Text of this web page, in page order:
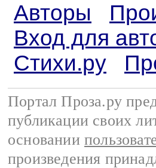
Авторы
Вход для
Стихи.ру
Портал Проза.ру
публикации своих
основании
произведения